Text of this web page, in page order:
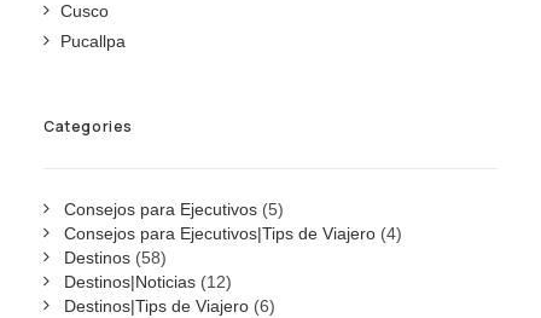
Cusco
Pucallpa
Categories
Consejos para Ejecutivos (5)
Consejos para Ejecutivos|Tips de Viajero (4)
Destinos (58)
Destinos|Noticias (12)
Destinos|Tips de Viajero (6)